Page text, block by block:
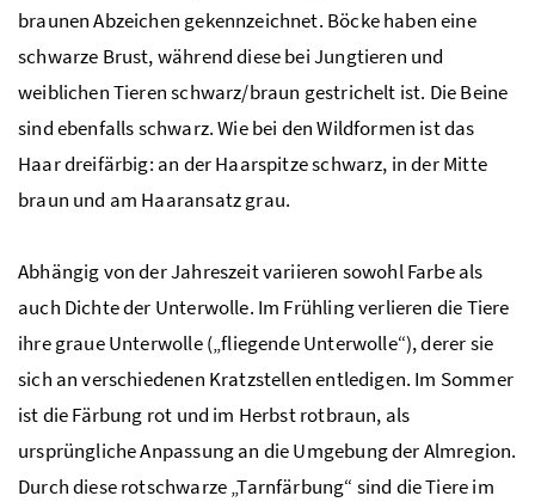
braunen Abzeichen gekennzeichnet. Böcke haben eine
schwarze Brust, während diese bei Jungtieren und
weiblichen Tieren schwarz/braun gestrichelt ist. Die Beine
sind ebenfalls schwarz. Wie bei den Wildformen ist das
Haar dreifärbig: an der Haarspitze schwarz, in der Mitte
braun und am Haaransatz grau.
Abhängig von der Jahreszeit variieren sowohl Farbe als
auch Dichte der Unterwolle. Im Frühling verlieren die Tiere
ihre graue Unterwolle („fliegende Unterwolle“), derer sie
sich an verschiedenen Kratzstellen entledigen. Im Sommer
ist die Färbung rot und im Herbst rotbraun, als
ursprüngliche Anpassung an die Umgebung der Almregion.
Durch diese rotschwarze „Tarnfärbung“ sind die Tiere im